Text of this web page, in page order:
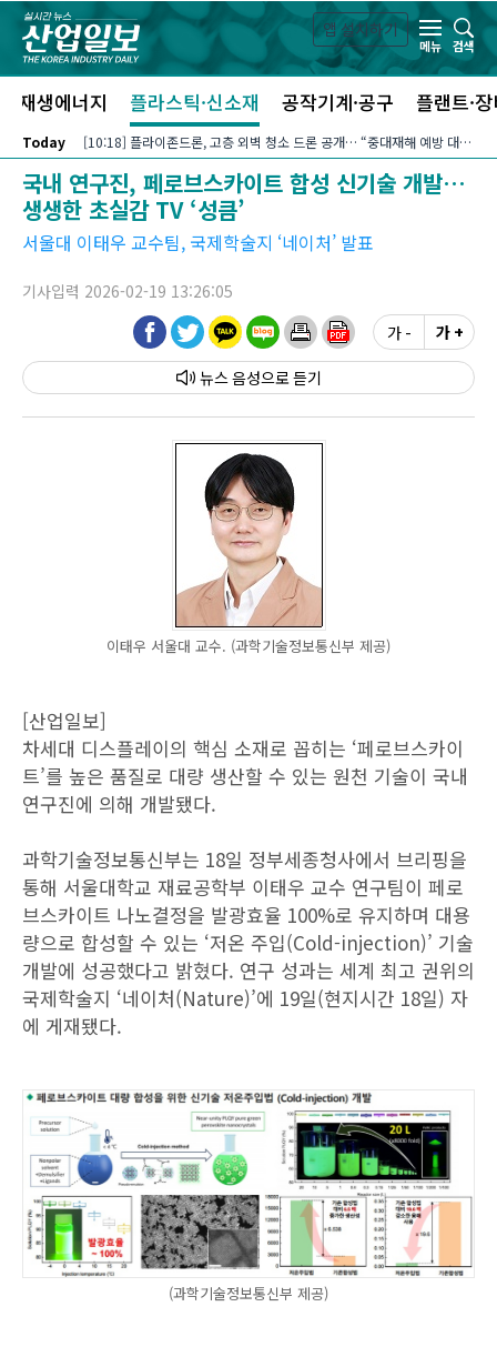
본문 바로가기
앱 설치하기
메뉴
검색
신재생에너지 플라스틱·신소재 공작기계·공구 플랜트·
Today [10:18] 플라이존드론, 고층 외벽 청소 드론 공개… “중대재해 예방 대안”
국내 연구진, 페로브스카이트 합성 신기술 개발…
생생한 초실감 TV ‘성큼’
서울대 이태우 교수팀, 국제학술지 ‘네이처’ 발표
기사입력 2026-02-19 13:26:05
뉴스 음성
가 - 가 +
이태우 서울대 교수. (과학기술정보통신부 제공)
[산업일보]
차세대 디스플레이의 핵심 소재로 꼽히는 ‘페로브스카이
트’를 높은 품질로 대량 생산할 수 있는 원천 기술이 국내
연구진에 의해 개발됐다.
과학기술정보통신부는 18일 정부세종청사에서 브리핑을
통해 서울대학교 재료공학부 이태우 교수 연구팀이 페로
브스카이트 나노결정을 발광효율 100%로 유지하며 대용
량으로 합성할 수 있는 ‘저온 주입(Cold-injection)’ 기술
개발에 성공했다고 밝혔다. 연구 성과는 세계 최고 권위의
국제학술지 ‘네이처(Nature)’에 19일(현지시간 18일) 자
에 게재됐다.
(과학기술정보통신부 제공)